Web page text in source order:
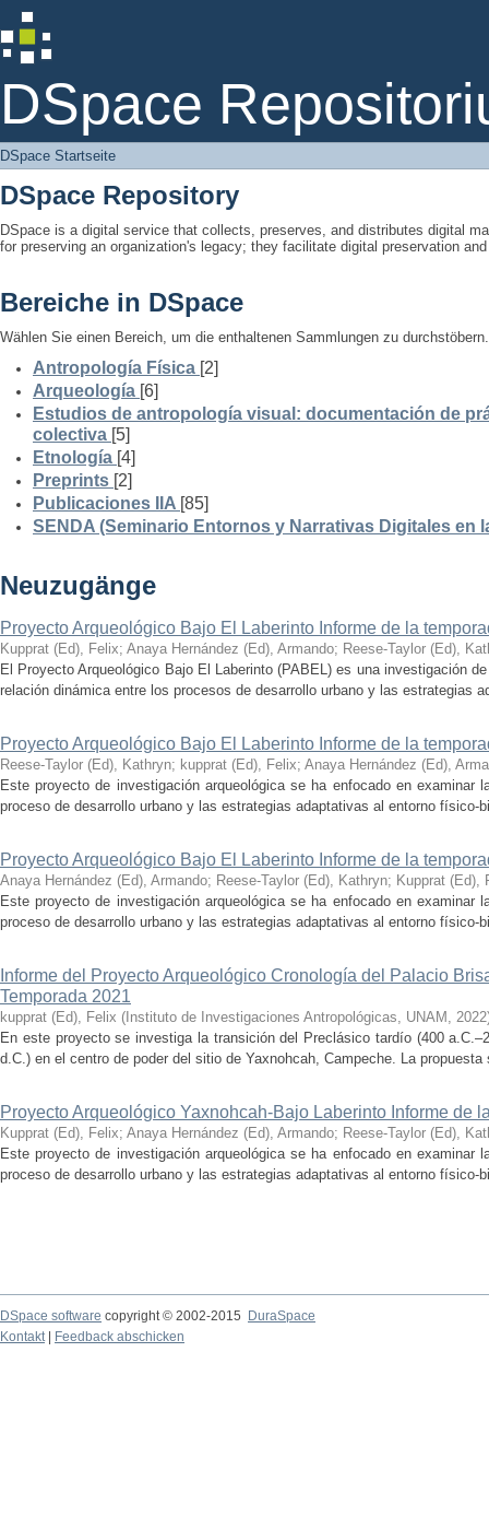
DSpace
DSpace Startseite
DSpace Startseite
DSpace Repository
DSpace is a digital service that collects, preserves, and distributes digital
for preserving an organization's legacy; they facilitate digital preservation
Bereiche in DSpace
Wählen Sie einen Bereich, um die enthaltenen Sammlungen zu durchstöbern.
Antropología Física [2]
Arqueología [6]
Estudios de antropología visual: documentación de
colectiva [5]
Etnología [4]
Preprints [2]
Publicaciones IIA [85]
SENDA (Seminario Entornos y Narrativas Digitales en
Neuzugänge
Proyecto Arqueológico Bajo El Laberinto Informe de la
Kupprat (Ed), Felix; Anaya Hernández (Ed), Armando; Reese-Taylor (Ed),
El Proyecto Arqueológico Bajo El Laberinto (PABEL) es una investigación
relación dinámica entre los procesos de desarrollo urbano y las estrategias
Proyecto Arqueológico Bajo El Laberinto Informe de la
Reese-Taylor (Ed), Kathryn; kupprat (Ed), Felix; Anaya Hernández (Ed),
Este proyecto de investigación arqueológica se ha enfocado en examinar
proceso de desarrollo urbano y las estrategias adaptativas al entorno físico-
Proyecto Arqueológico Bajo El Laberinto Informe de la
Anaya Hernández (Ed), Armando; Reese-Taylor (Ed), Kathryn; Kupprat (Ed),
Este proyecto de investigación arqueológica se ha enfocado en examinar
proceso de desarrollo urbano y las estrategias adaptativas al entorno físico-
Informe del Proyecto Arqueológico Cronología del Palacio
Temporada 2021
kupprat (Ed), Felix ( Instituto de Investigaciones Antropológicas, UNAM , 2022
En este proyecto se investiga la transición del Preclásico tardío (400
d.C.) en el centro de poder del sitio de Yaxnohcah, Campeche. La
Proyecto Arqueológico Yaxnohcah-Bajo Laberinto Informe de
Kupprat (Ed), Felix; Anaya Hernández (Ed), Armando; Reese-Taylor (Ed),
Este proyecto de investigación arqueológica se ha enfocado en examinar
proceso de desarrollo urbano y las estrategias adaptativas al entorno físico-
DSpace software copyright © 2002-2015
DuraSpace
Kontakt| Feedback abschicken